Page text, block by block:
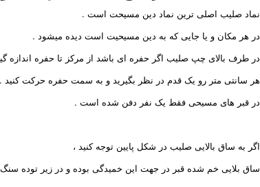
نماد صلیب اصلی ترین نماد دین مسیحت است .
در هر مکان و یا جایی که به دین مسیحیت است دیده میشود .
در طرف بالای چپ صلیب اگر حفره ای باشد از مرکز تا حفره اندازه
هر سانتی متر رو یک قدم در نظر بگیرید و به سمت حفره حرکت کنید .
در قبر های مسیحی فقط یک نفر دفن شده است .
اگر به ساق بالایی صلیب در شکل پایین توجه کنید ،
ساق بلایی خم شده قبر در جهت این خمیدگی بوده و در زیر توده